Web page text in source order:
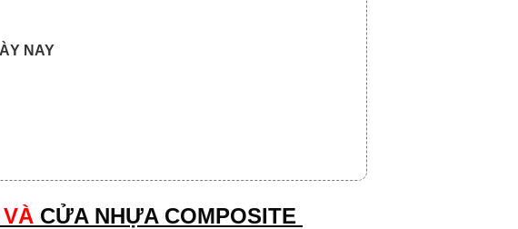
NAY
CỬA NHỰA COMPOSITE